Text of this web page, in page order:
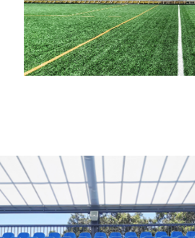
de águas pluviais,
A obra demonstrou
Concept Fusion e o